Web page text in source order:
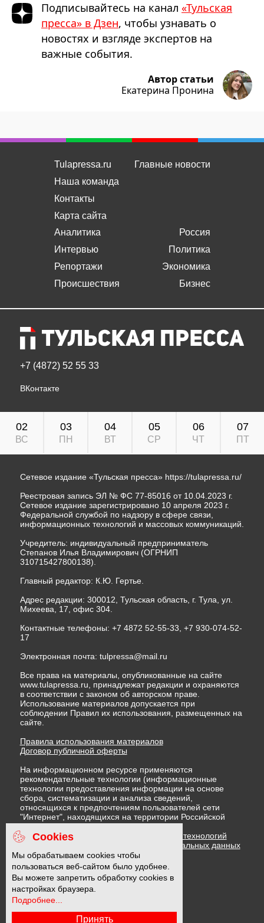
Подписывайтесь на канал «Тульская
пресса» в Дзен, чтобы узнавать о
новостях и взгляде экспертов на
важные события.
Автор статьи
Екатерина Пронина
Tulapressa.ru
Наша команда
Контакты
Карта сайта
Главные новости
Аналитика
Интервью
Репортажи
Происшествия
Россия
Политика
Экономика
Бизнес
+7 (4872) 52 55 33
ВКонтакте
02
ВС
03
ПН
04
ВТ
05
СР
06
ЧТ
07
ПТ
Сетевое издание «Тульская пресса» https://tulapressa.ru/
Реестровая запись ЭЛ № ФС 77-85016 от 10.04.2023 г.
Сетевое издание зарегистрировано 10 апреля 2023 г.
Федеральной службой по надзору в сфере связи,
информационных технологий и массовых коммуникаций.
Учредитель: индивидуальный предприниматель
Степанов Илья Владимирович (ОГРНИП
310715427800138).
Главный редактор: К.Ю. Гертье.
Адрес редакции: 300012, Тульская область, г. Тула, ул.
Михеева, 17, офис 304.
Контактные телефоны: +7 4872 52-55-33, +7 930-074-52-
17
Электронная почта: tulpressa@mail.ru
Все права на материалы, опубликованные на сайте
www.tulapressa.ru, принадлежат редакции и охраняются
в соответствии с законом об авторском праве.
Использование материалов допускается при
соблюдении Правил их использования, размещенных на
сайте.
Правила использования материалов
Договор публичной оферты
На информационном ресурсе применяются
рекомендательные технологии (информационные
технологии предоставления информации на основе
сбора, систематизации и анализа сведений,
относящихся к предпочтениям пользователей сети
"Интернет", находящихся на территории Российской
Федерации)
Правила применения рекомендательных технологий
Политика в отношении обработки персональных данных
Политика обработки файлов cookie
16 +
Cookies
Мы обрабатываем cookies чтобы
пользоваться веб-сайтом было удобнее.
Вы можете запретить обработку cookies в
настройках браузера.
Подробнее...
Принять